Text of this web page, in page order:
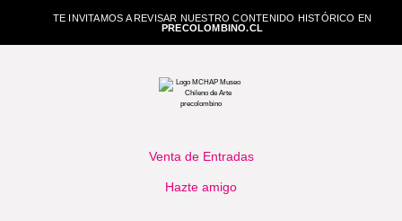
TE INVITAMOS A REVISAR NUESTRO CONTENIDO HISTÓRICO EN
PRECOLOMBINO.CL
Venta de Entradas
Hazte amigo